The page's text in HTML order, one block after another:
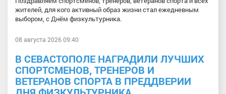
жителей, для кого активный образ жизни стал ежедневным
выбором, с Днём физкультурника.
08 августа 2026 09:40
В СЕВАСТОПОЛЕ НАГРАДИЛИ ЛУЧШИХ
СПОРТСМЕНОВ, ТРЕНЕРОВ И
ВЕТЕРАНОВ СПОРТА В ПРЕДДВЕРИИ